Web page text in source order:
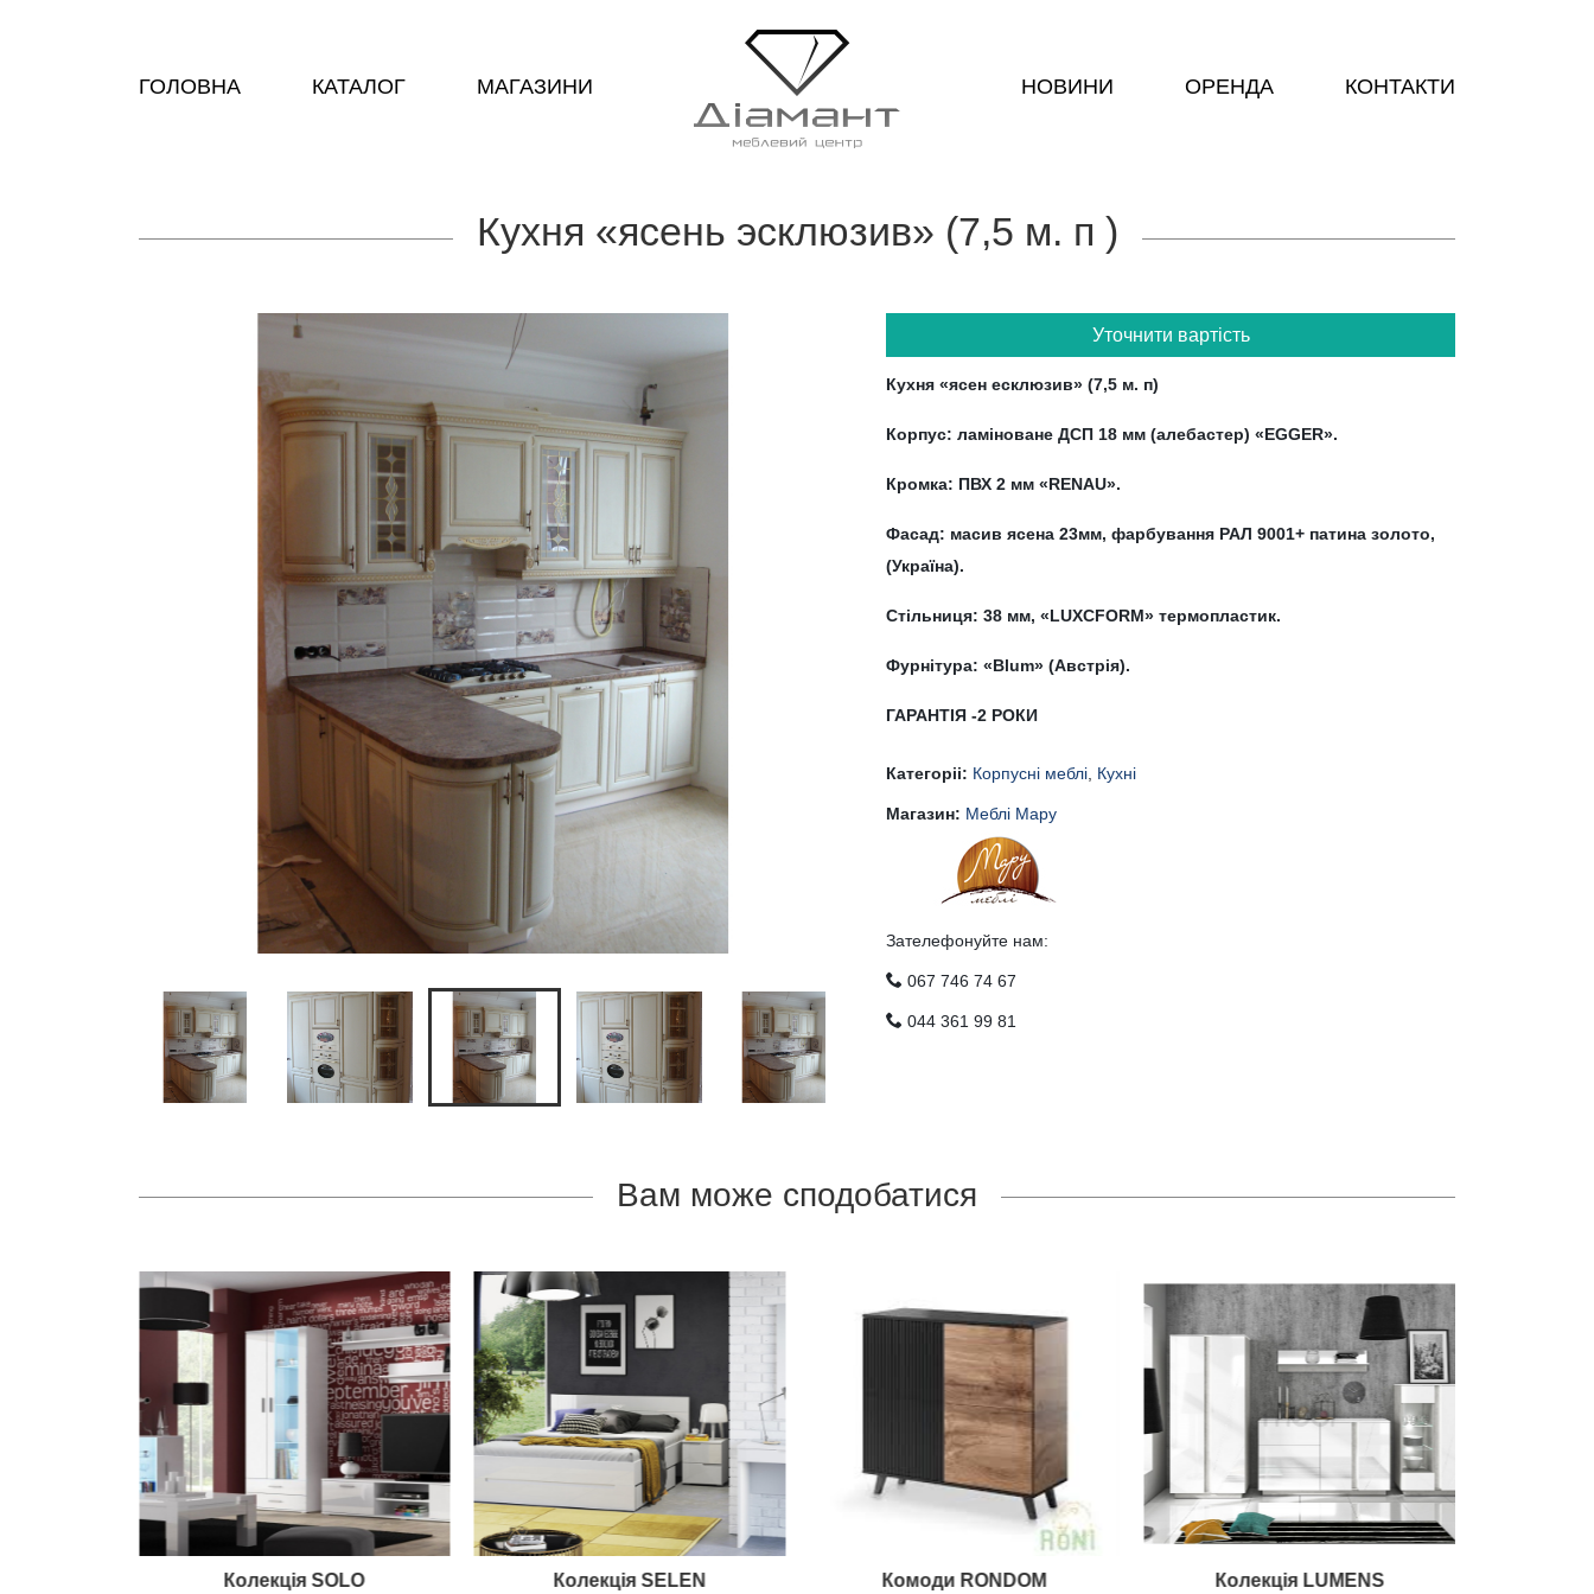
ГОЛОВНА КАТАЛОГ МАГАЗИНИ НОВИНИ ОРЕНДА КОНТАКТИ
Кухня «ясень эсклюзив» (7,5 м. п )
Уточнити вартість
Кухня «ясен есклюзив» (7,5 м. п)
Корпус: ламіноване ДСП 18 мм (алебастер) «EGGER».
Кромка: ПВХ 2 мм «RENAU».
Фасад: масив ясена 23мм, фарбування РАЛ 9001+ патина золото,
(Україна).
Стільниця: 38 мм, «LUXCFORM» термопластик.
Фурнітура: «Blum» (Австрія).
ГАРАНТІЯ -2 РОКИ
Категоріі: Корпусні меблі Кухні
Магазин: Меблі Мару
Зателефонуйте нам:
067 746 74 67
044 361 99 81
Вам може сподобатися
Колекція SOLO Колекція SELEN Комоди RONDOM Колекція LUMENS